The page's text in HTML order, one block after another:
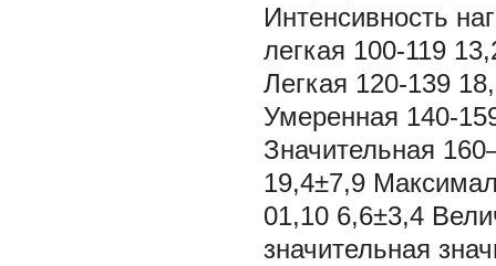
Интенсивность
легкая 100-119
Легкая 120-139
Умеренная 140-
Значительная
19,4±7,9
01,10 6,6±3,4
значительная